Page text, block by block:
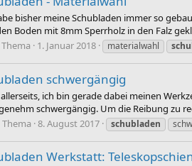
bisher meine Schubladen immer so
Boden mit 8mm Sperrholz in den Falz
Thema 1. Januar 2018 materialwahl
schwergängig
ich bin gerade dabei meinen
schwergängig. Um die Reibung zu
Thema 8. August 2017 schubladen
Werkstatt: